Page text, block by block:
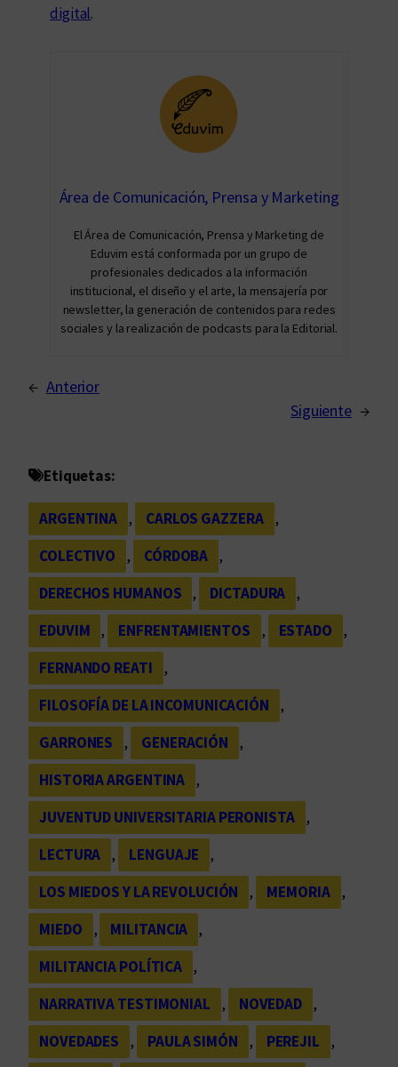
digital.
Área de Comunicación, Prensa y Marketing
El Área de Comunicación, Prensa y Marketing de
Eduvim está conformada por un grupo de
profesionales dedicados a la información
institucional, el diseño y el arte, la mensajería por
newsletter, la generación de contenidos para redes
sociales y la realización de podcasts para la Editorial.
← Anterior
Siguiente →
Etiquetas:
ARGENTINA , CARLOS GAZZERA
,
COLECTIVO
, CÓRDOBA
,
DERECHOS HUMANOS
, DICTADURA
,
EDUVIM
, ENFRENTAMIENTOS , ESTADO
,
FERNANDO REATI
,
FILOSOFÍA DE LA INCOMUNICACIÓN
,
GARRONES
, GENERACIÓN
,
HISTORIA ARGENTINA
,
JUVENTUD UNIVERSITARIA PERONISTA
,
LECTURA
, LENGUAJE
,
LOS MIEDOS Y LA REVOLUCIÓN
, MEMORIA
,
MIEDO
, MILITANCIA
,
MILITANCIA POLÍTICA
,
NARRATIVA TESTIMONIAL
, NOVEDAD
,
NOVEDADES
, PAULA SIMÓN , PEREJIL
,